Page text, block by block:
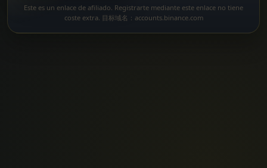
Este es un enlace de afiliado. Registrarte mediante este enlace no tiene
coste extra. 目标域名：accounts.binance.com